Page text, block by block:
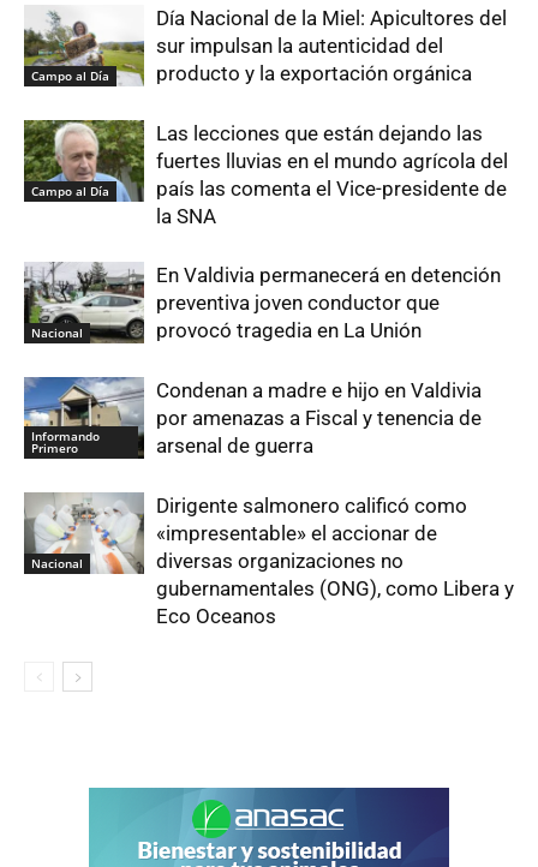
Campo al Día
Día Nacional de la Miel: Apicultores del
sur impulsan la autenticidad del
producto y la exportación orgánica
Campo al Día
Las lecciones que están dejando las
fuertes lluvias en el mundo agrícola del
país las comenta el Vice-presidente de
la SNA
Nacional
En Valdivia permanecerá en detención
preventiva joven conductor que
provocó tragedia en La Unión
Informando
Primero
Condenan a madre e hijo en Valdivia
por amenazas a Fiscal y tenencia de
arsenal de guerra
Nacional
Dirigente salmonero calificó como
«impresentable» el accionar de
diversas organizaciones no
gubernamentales (ONG), como Libera y
Eco Oceanos